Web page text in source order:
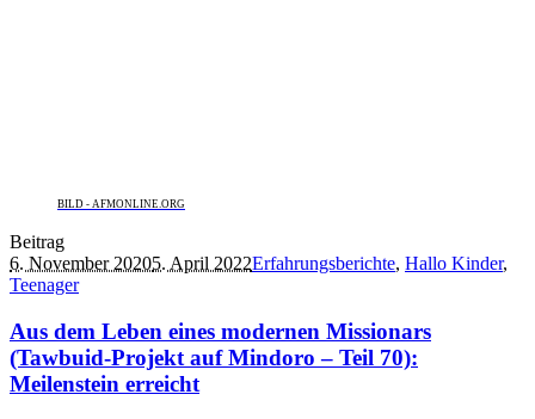
BILD - AFMONLINE.ORG
Beitrag
6. November 20205. April 2022Erfahrungsberichte, Hallo Kinder,
Teenager
Aus dem Leben eines modernen Missionars
(Tawbuid-Projekt auf Mindoro – Teil 70):
Meilenstein erreicht